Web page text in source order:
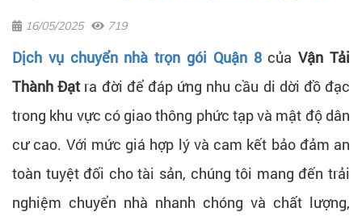
16/05/2025 719
Dịch vụ chuyển nhà trọn gói Quận 8củaVận Tải
Thành Đạt ra đời để đáp ứng nhu cầu di dời đồ đạc
trong khu vực có giao thông phức tạp và mật độ dân
cư cao. Với mức giá hợp lý và cam kết bảo đảm an
toàn tuyệt đối cho tài sản, chúng tôi mang đến trải
nghiệm chuyển nhà nhanh chóng và chất lượng,